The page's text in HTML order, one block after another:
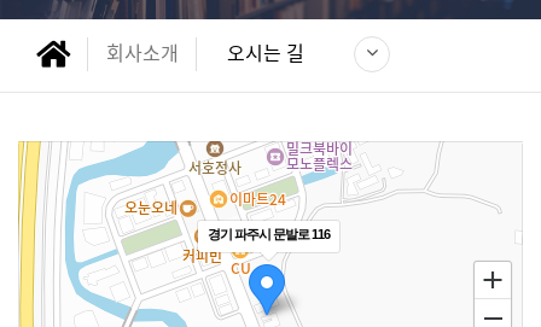
회사소개 오시는 길
경기 파주시 문발로 116